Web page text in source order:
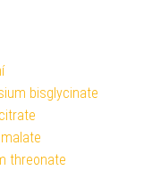
bisglycinate
threonate